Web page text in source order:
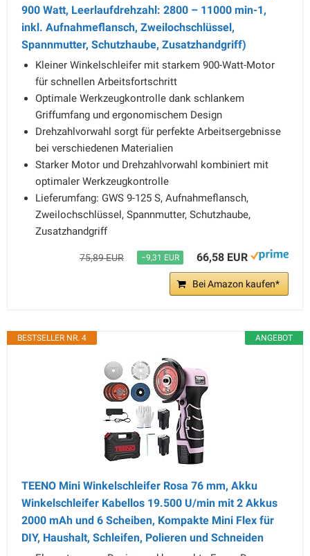
900 Watt, Leerlaufdrehzahl: 2800 – 11000 min-1,
inkl. Aufnahmeflansch, Zweilochschlüssel,
Spannmutter, Schutzhaube, Zusatzhandgriff)
Kleiner Winkelschleifer mit starkem 900-Watt-Motor
für schnellen Arbeitsfortschritt
Optimale Werkzeugkontrolle dank schlankem
Griffumfang und ergonomischem Design
Drehzahlvorwahl sorgt für perfekte Arbeitsergebnisse
bei verschiedenen Materialien
Starker Motor und Drehzahlvorwahl kombiniert mit
optimaler Werkzeugkontrolle
Lieferumfang: GWS 9-125 S, Aufnahmeflansch,
Zweilochschlüssel, Spannmutter, Schutzhaube,
Zusatzhandgriff
75,89 EUR −9,31 EUR 66,58 EUR
Bei Amazon kaufen*
ANGEBOT
BESTSELLER NR. 4
TEENO Mini Winkelschleifer Rosa 76 mm, Akku
Winkelschleifer Kabellos 19.500 U/min mit 2 Akkus
2000 mAh und 6 Scheiben, Kompakte Mini Flex für
DIY, Haushalt, Schleifen, Polieren und Schneiden